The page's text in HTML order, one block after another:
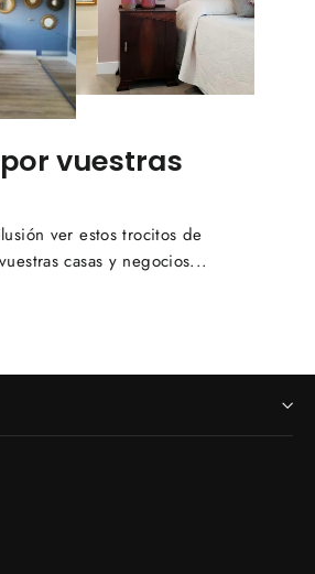
vuestras
ver estos trocitos de
casas y negocios...